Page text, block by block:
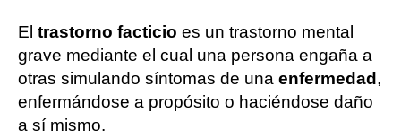
El trastorno facticio es un trastorno mental
grave mediante el cual una persona engaña a
otras simulando síntomas de una enfermedad ,
enfermándose a propósito o haciéndose daño
a sí mismo.